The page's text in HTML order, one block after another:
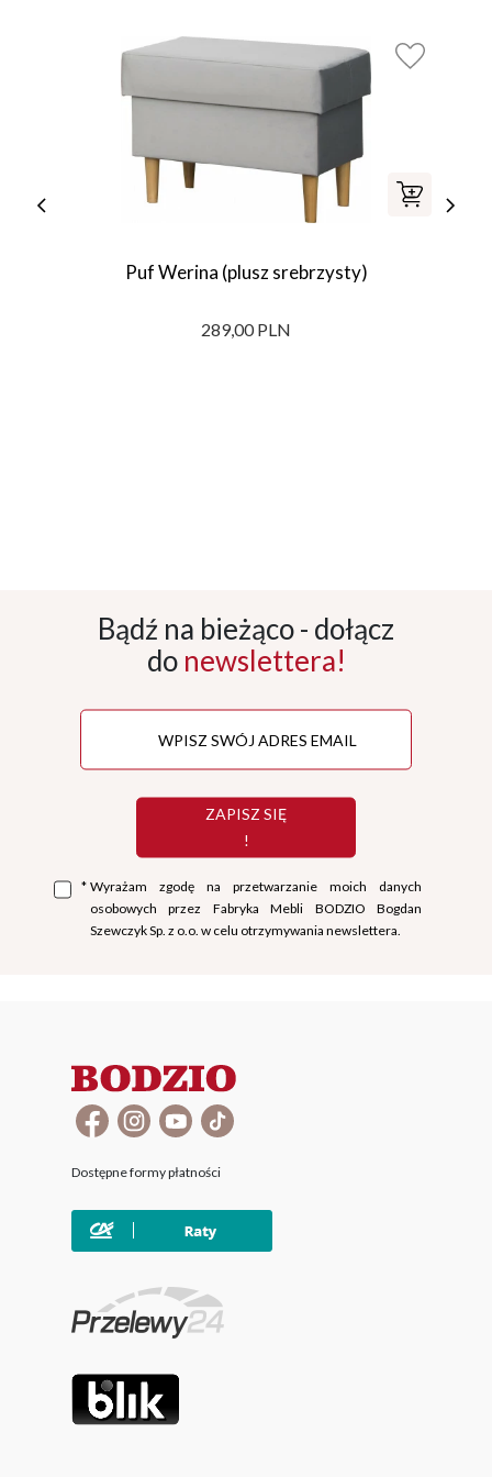
Puf Werina (plusz srebrzysty)
289,00 PLN
Bądź na bieżąco - dołącz
do newslettera!
ZAPISZ SIĘ
!
* Wyrażam zgodę na przetwarzanie moich danych
osobowych przez Fabryka Mebli BODZIO Bogdan
Szewczyk Sp. z o.o. w celu otrzymywania newslettera.
Dostępne formy płatności